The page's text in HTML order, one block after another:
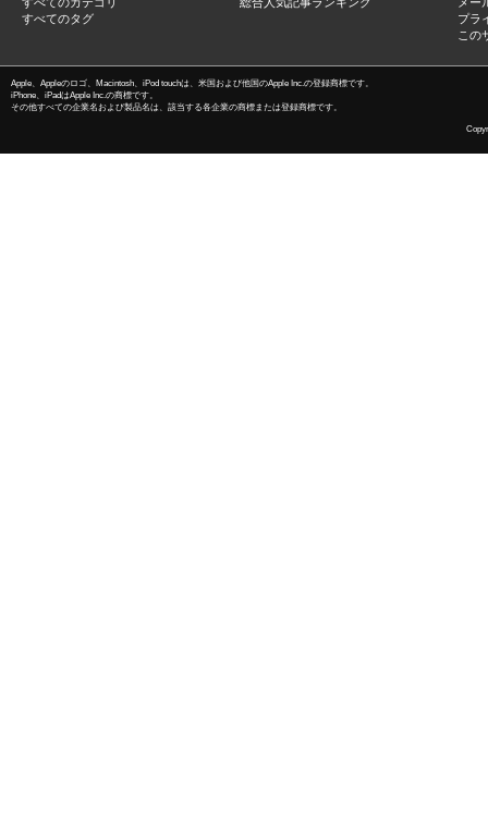
すべてのタグ
プラ
この
Apple、Appleのロゴ、Macintosh、iPod touchは、米国および他国のApple Inc.の登録商標です。
iPhone、iPadはApple Inc.の商標です。
その他すべての企業名および製品名は、該当する各企業の商標または登録商標です。